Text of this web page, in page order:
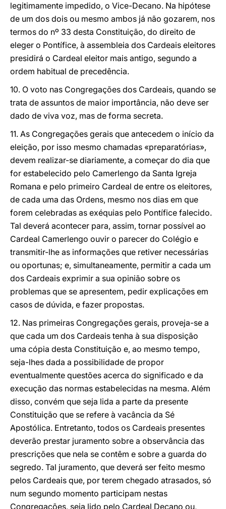
legitimamente impedido, o Vice-Decano. Na hipótese
de um dos dois ou mesmo ambos já não gozarem, nos
termos do nº 33 desta Constituição, do direito de
eleger o Pontífice, à assembleia dos Cardeais eleitores
presidirá o Cardeal eleitor mais antigo, segundo a
ordem habitual de precedência.
10. O voto nas Congregações dos Cardeais, quando se
trata de assuntos de maior importância, não deve ser
dado de viva voz, mas de forma secreta.
11. As Congregações gerais que antecedem o início da
eleição, por isso mesmo chamadas «preparatórias»,
devem realizar-se diariamente, a começar do dia que
for estabelecido pelo Camerlengo da Santa Igreja
Romana e pelo primeiro Cardeal de entre os eleitores,
de cada uma das Ordens, mesmo nos dias em que
forem celebradas as exéquias pelo Pontífice falecido.
Tal deverá acontecer para, assim, tornar possível ao
Cardeal Camerlengo ouvir o parecer do Colégio e
transmitir-lhe as informações que retiver necessárias
ou oportunas; e, simultaneamente, permitir a cada um
dos Cardeais exprimir a sua opinião sobre os
problemas que se apresentem, pedir explicações em
casos de dúvida, e fazer propostas.
12. Nas primeiras Congregações gerais, proveja-se a
que cada um dos Cardeais tenha à sua disposição
uma cópia desta Constituição e, ao mesmo tempo,
seja-lhes dada a possibilidade de propor
eventualmente questões acerca do significado e da
execução das normas estabelecidas na mesma. Além
disso, convém que seja lida a parte da presente
Constituição que se refere à vacância da Sé
Apostólica. Entretanto, todos os Cardeais presentes
deverão prestar juramento sobre a observância das
prescrições que nela se contêm e sobre a guarda do
segredo. Tal juramento, que deverá ser feito mesmo
pelos Cardeais que, por terem chegado atrasados, só
num segundo momento participam nestas
Congregações, seja lido pelo Cardeal Decano ou,